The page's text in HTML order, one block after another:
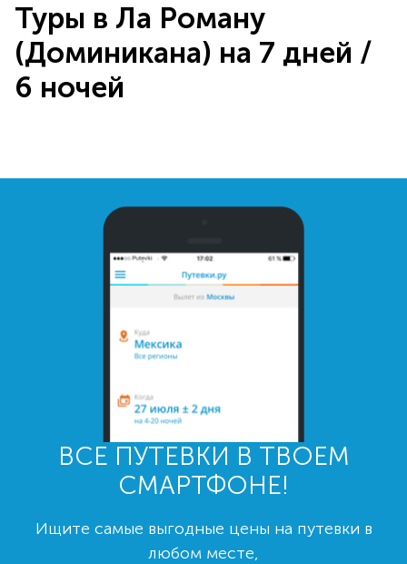
Туры в Ла Роману
(Доминикана) на 7 дней /
6 ночей
ВСЕ ПУТЕВКИ В ТВОЕМ
СМАРТФОНЕ!
Ищите самые выгодные цены на путевки в
любом месте,